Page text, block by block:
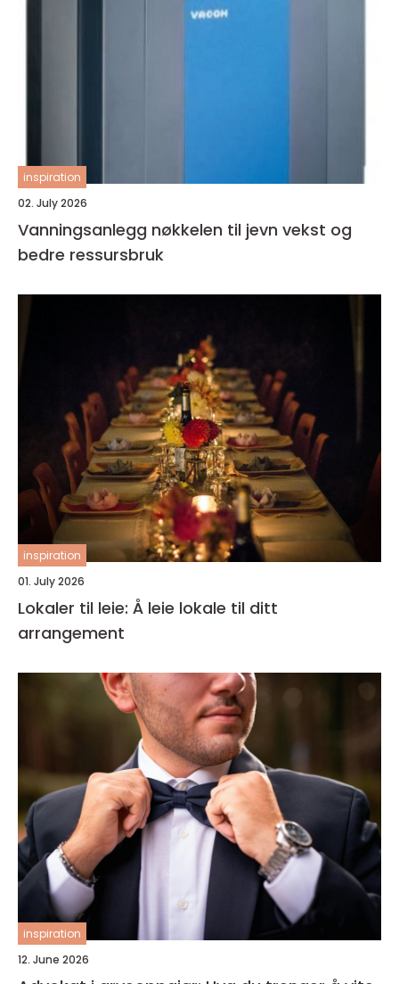
inspiration
02. July 2026
Vanningsanlegg nøkkelen til jevn vekst og
bedre ressursbruk
inspiration
01. July 2026
Lokaler til leie: Å leie lokale til ditt
arrangement
inspiration
12. June 2026